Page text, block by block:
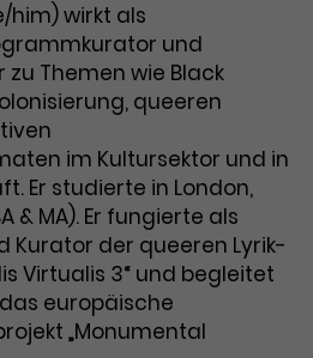
eine Website
und hilft bei der Erstellung
über die
der Website. Die
Daten umfassen in
Form die Anzahl
die Quelle, aus der sie
und die besuchten
63561367-1
speichert
zu Werbeklicks und
Zuordnung von
zu Google Ads-
/ DoubleClick
him) wirkt als
und
Themen wie Black
queeren
im Kultursektor und in
Er studierte in London,
& MA). Er fungierte als
Kurator der queeren Lyrik-
Virtualis 3“ und begleitet
europäische
„Monumental